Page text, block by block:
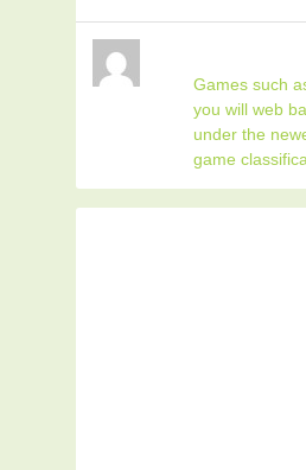
Games such
you will web
under the
game